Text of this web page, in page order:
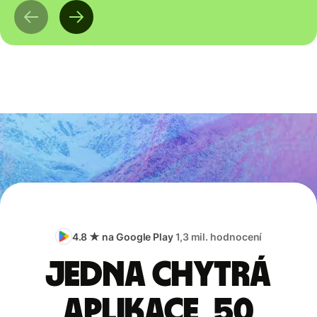
4.8 ★ na Google Play1,3 mil. hodnocení
Jedna chytrá